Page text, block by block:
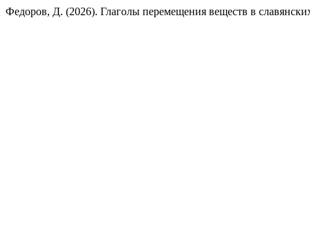
Федоров, Д. (2026). Глаголы перемещения веществ в